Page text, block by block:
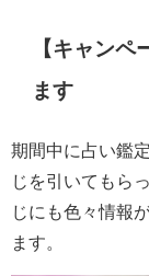
【キャン
ます
期間中に占い鑑
じを引いてもら
じにも色々情報
ます。